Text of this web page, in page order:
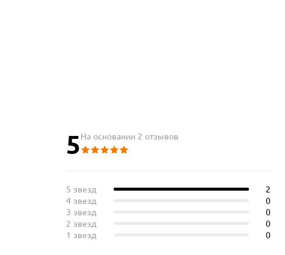
5На основании 2 отзывов
1 звезд 0
2 звезд 0
3 звезд 0
4 звезд 0
5 звезд 2